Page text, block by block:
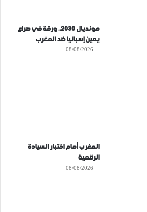
مونديال 2030.. ورقة في صراع
يمين إسبانيا ضد المغرب
08/08/2026
المغرب أمام اختبار السيادة
الرقمية
08/08/2026